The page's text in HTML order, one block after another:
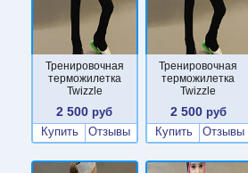
Тренировочная
терможилетка
Twizzle
2 500 руб
Купить
Отзывы
Тренировочная
терможилетка
Twizzle
2 500 руб
Купить
Отзывы